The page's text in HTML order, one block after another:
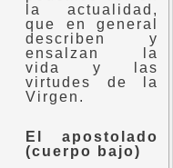
la actualidad,
que en general
describen y
ensalzan la
vida y las
virtudes de la
Virgen.
El apostolado
(cuerpo bajo)